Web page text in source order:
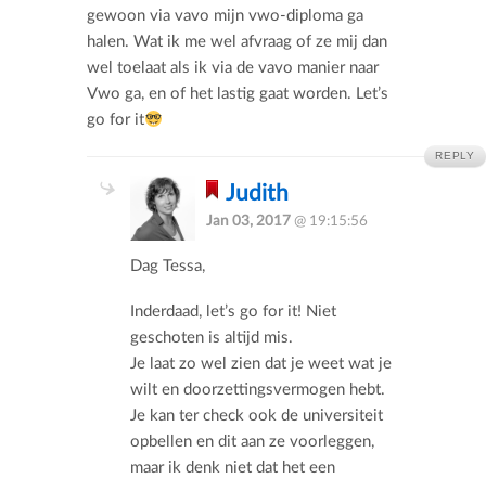
gewoon via vavo mijn vwo-diploma ga
halen. Wat ik me wel afvraag of ze mij dan
wel toelaat als ik via de vavo manier naar
Vwo ga, en of het lastig gaat worden. Let’s
go for it
REPLY
Judith
Jan 03, 2017@ 19:15:56
Dag Tessa,
Inderdaad, let’s go for it! Niet
geschoten is altijd mis.
Je laat zo wel zien dat je weet wat je
wilt en doorzettingsvermogen hebt.
Je kan ter check ook de universiteit
opbellen en dit aan ze voorleggen,
maar ik denk niet dat het een